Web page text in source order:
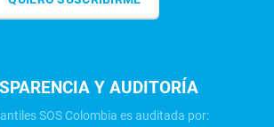
Y AUDITORÍA
SOS Colombia es auditada por: